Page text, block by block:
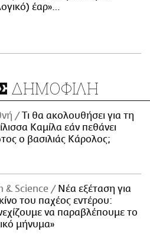
έαρ»…
ΔΗΜΟΦΙΛΗ
Τι θα ακολουθήσει για τη
Καμίλα εάν πεθάνει
ο βασιλιάς Κάρολος;
& Science
Νέα εξέταση για
του παχέος εντέρου:
να παραβλέπουμε το
μήνυμα»